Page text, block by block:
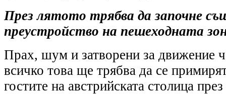
През лятото трябва да започне
преустройство на пешеходната
Прах, шум и затворени за движение
всичко това ще трябва да се
гостите на австрийската столица